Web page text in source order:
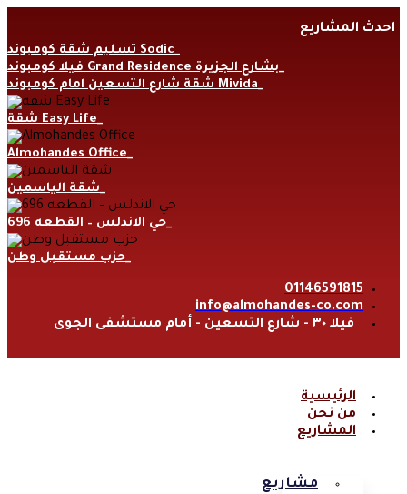
toاحدث المشاريع
تسليم شقة كومبوند Sodic
فيلا كومبوند Grand Residence بشارع الجزيرة
شقة شارع التسعين امام كومبوند Mivida
شقة Easy Life
Almohandes Office
شقة الياسمين
حي الاندلس – القطعه 696
حزب مستقبل وطن
01146591815
info@almohandes-co.com
فيلا ٣٠ - شارع التسعين - أمام مستشفى الجوى
الرئيسية
من نحن
المشاريع
مشاريع